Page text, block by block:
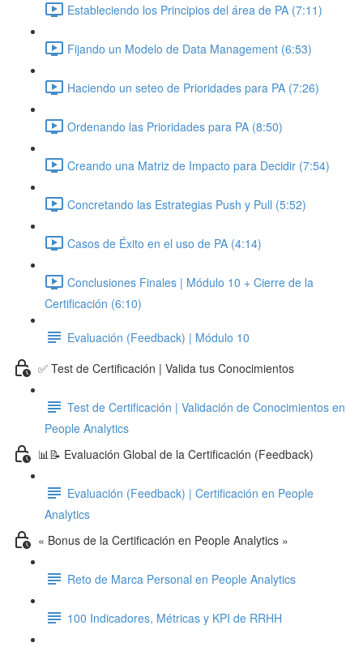
Estableciendo los Principios del área de PA (7:11)
Fijando un Modelo de Data Management (6:53)
Haciendo un seteo de Prioridades para PA (7:26)
Ordenando las Prioridades para PA (8:50)
Creando una Matriz de Impacto para Decidir (7:54)
Concretando las Estrategias Push y Pull (5:52)
Casos de Éxito en el uso de PA (4:14)
Conclusiones Finales | Módulo 10 + Cierre de la
Certificación (6:10)
Evaluación (Feedback) | Módulo 10
✅ Test de Certificación | Valida tus Conocimientos
Test de Certificación | Validación de Conocimientos en
People Analytics
📊📝 Evaluación Global de la Certificación (Feedback)
Evaluación (Feedback) | Certificación en People
Analytics
« Bonus de la Certificación en People Analytics »
Reto de Marca Personal en People Analytics
100 Indicadores, Métricas y KPI de RRHH